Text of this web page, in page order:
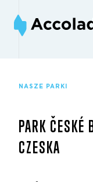
NASZE PARKI
PARK ČESKÉ
CZESKA